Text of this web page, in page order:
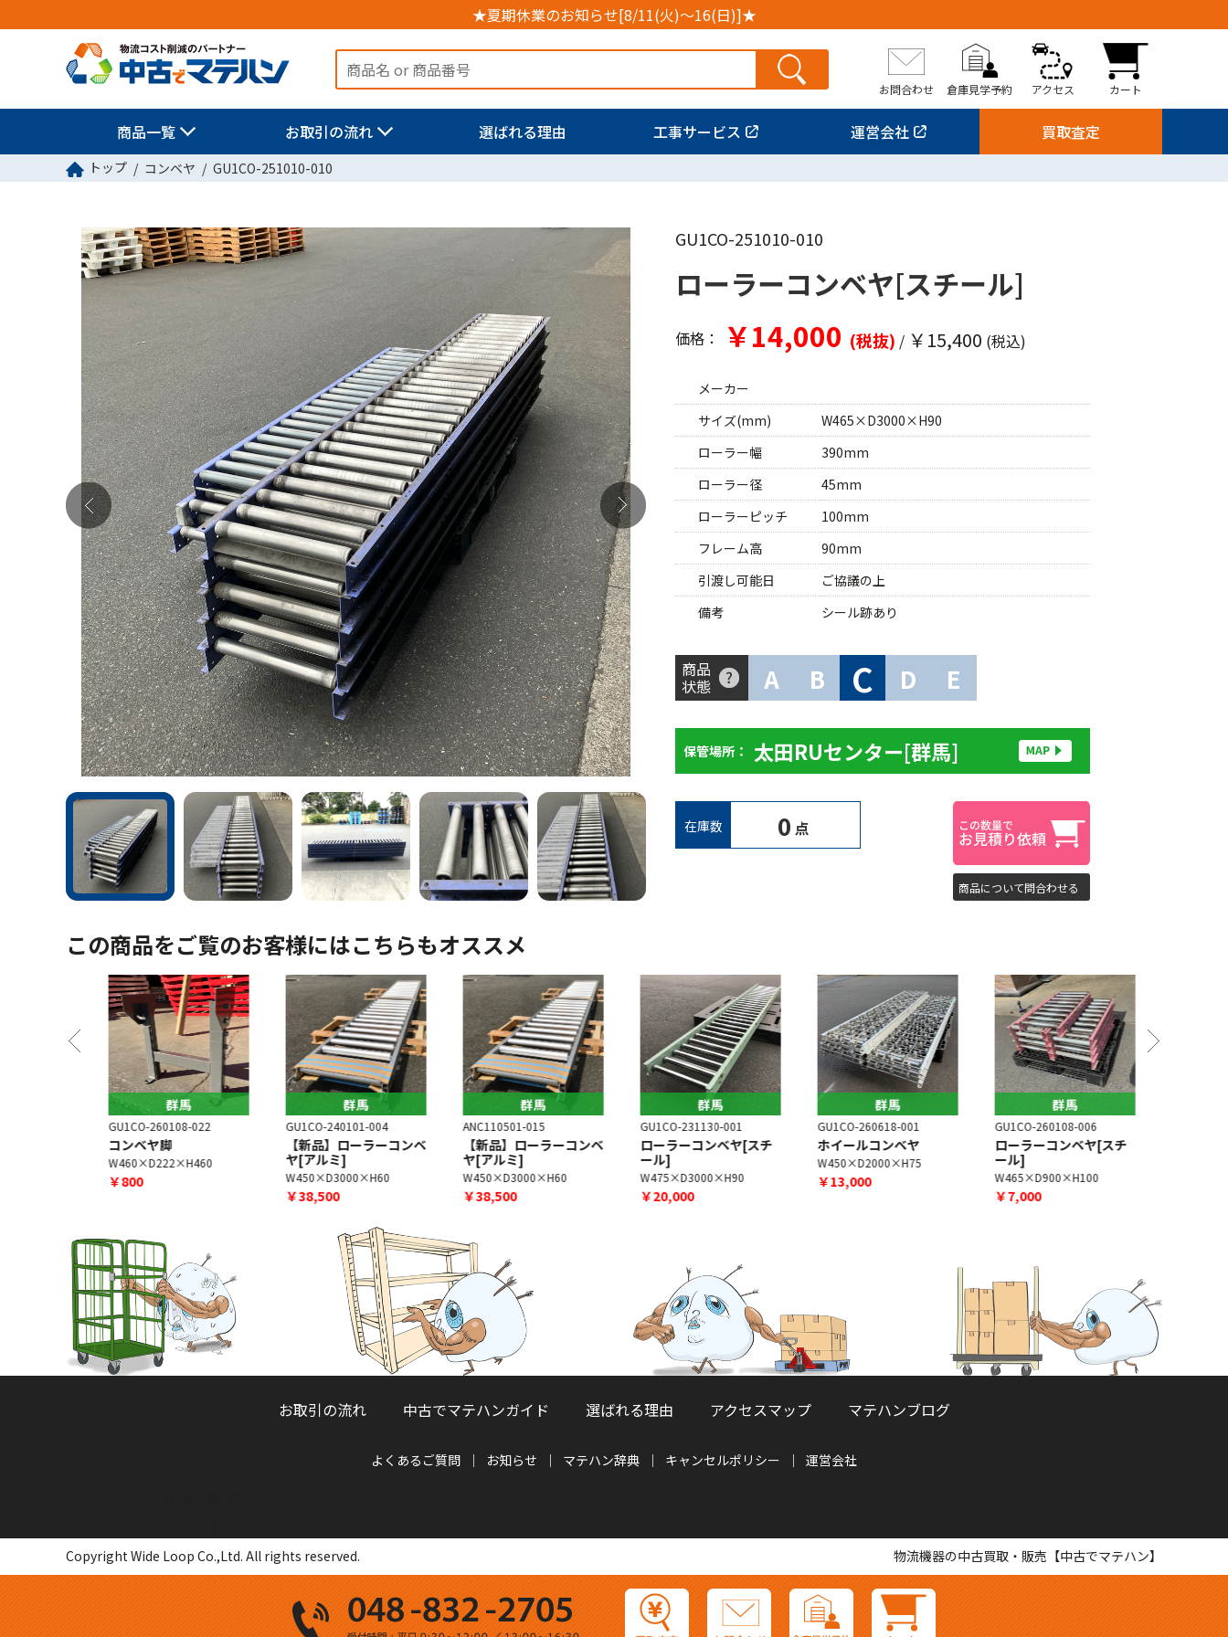
★夏期休業のお知らせ[8/11(火)～16(日)]★
お問合わせ 倉庫見学予約 アクセス カート
商品一覧 お取引の流れ 選ばれる理由 工事サービス 運営会社 買取査定
トップ コンベヤ GU1CO-251010-010
GU1CO-251010-010
ローラーコンベヤ[スチール]
価格： ￥14,000 (税抜) / ￥15,400 (税込)
メーカー
サイズ(mm)
W465×D3000×H90
ローラー幅
390mm
ローラー径
45mm
ローラーピッチ
100mm
フレーム高
90mm
引渡し可能日
ご協議の上
備考
シール跡あり
商品
状態 A B C D E
保管場所： 太田RUセンター[群馬]
在庫数 0 点
商品について問合わせる
この商品をご覧のお客様にはこちらもオススメ
群馬
GU1CO-260108-022
コンベヤ脚
W460×D222×H460
￥800
群馬
GU1CO-240101-004
【新品】ローラーコンベ
ヤ[アルミ]
W450×D3000×H60
￥38,500
群馬
ANC110501-015
【新品】ローラーコンベ
ヤ[アルミ]
W450×D3000×H60
￥38,500
群馬
GU1CO-231130-001
ローラーコンベヤ[スチ
ール]
W475×D3000×H90
￥20,000
群馬
GU1CO-260618-001
ホイールコンベヤ
W450×D2000×H75
￥13,000
群馬
GU1CO-260108-006
ローラーコンベヤ[スチ
ール]
W465×D900×H100
￥7,000
お取引の流れ 中古でマテハンガイド 選ばれる理由 アクセスマップ マテハンブログ
よくあるご質問 お知らせ マテハン辞典 キャンセルポリシー 運営会社
Copyright Wide Loop Co.,Ltd. All rights reserved. 物流機器の中古買取・販売【中古でマテハン】